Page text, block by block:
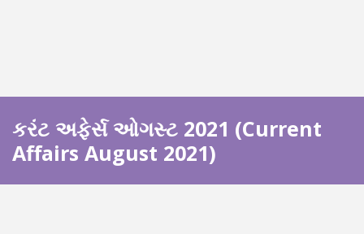
કરંટ અફેર્સ ઓગસ્ટ 2021 (Current
Affairs August 2021)